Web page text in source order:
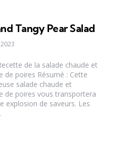
Tangy Pear Salad
de la salade chaude et
de poires Résumé : Cette
salade chaude et
de poires vous transportera
explosion de saveurs. Les